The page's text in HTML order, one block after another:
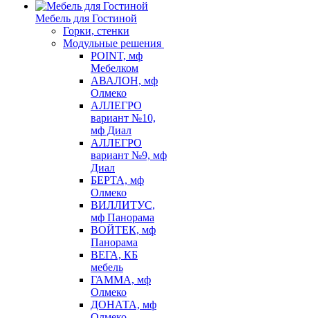
Мебель для Гостиной
Горки, стенки
Модульные решения
POINT, мф
Мебелком
АВАЛОН, мф
Олмеко
АЛЛЕГРО
вариант №10,
мф Диал
АЛЛЕГРО
вариант №9, мф
Диал
БЕРТА, мф
Олмеко
ВИЛЛИТУС,
мф Панорама
ВОЙТЕК, мф
Панорама
ВЕГА, КБ
мебель
ГАММА, мф
Олмеко
ДОНАТА, мф